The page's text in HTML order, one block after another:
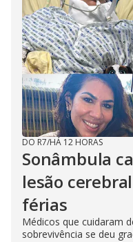
DO R7/HÁ 12 HORAS
Sonâmbula
lesão
férias
Médicos que cuidaram
sobrevivência se deu